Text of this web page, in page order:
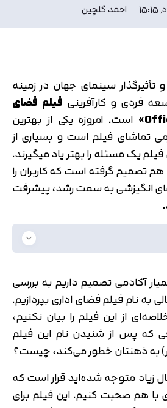
احمد گلچین
سینمای جهان در زمینه
فردی و کارآفرینی فیلم فضای
» است. امروزه یکی از بهترین
تماشای فیلم است و بسیاری از
کاربران از طریق تماشای فیلم یک مسئله را بهتر یاد می‎گیرند.
هم تصمیم گرفته است که کاربران را
انگیزشی به سمت رشد، پیشرفت
آکادمی تصمیم داریم به بررسی
به نام فیلم فضای اداری بپردازیم.
از این فیلم را بیان نکنیم،
که پس از شنیدن نام این فیلم
به ذهنتان خطور می‌کند، چیست؟
زیاد متوجه شده‌اید قرار است که
با هم صحبت کنیم. این فیلم برای